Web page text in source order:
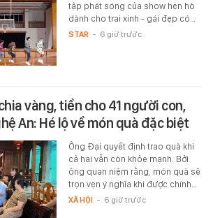
tập phát sóng của show hẹn hò
dành cho trai xinh - gái đẹp có…
STAR - 6 giờ trước
vàng, tiền cho 41 người con,
An: Hé lộ về món quà đặc biệt
Ông Đại quyết định trao quà khi
cả hai vẫn còn khỏe mạnh. Bởi
ông quan niệm rằng, món quà sẽ
trọn vẹn ý nghĩa khi được chính…
XÃ HỘI - 6 giờ trước